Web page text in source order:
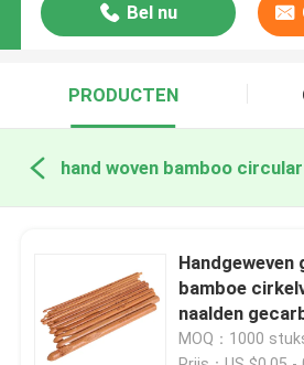
Bel nu
PRODUCTEN
Handgeweven
bamboe
naalden
bamboe
MOQ：1000